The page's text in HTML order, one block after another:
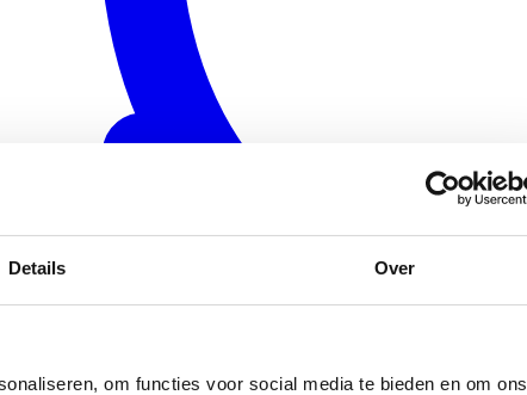
Details Over
om functies voor social media te bieden en om ons